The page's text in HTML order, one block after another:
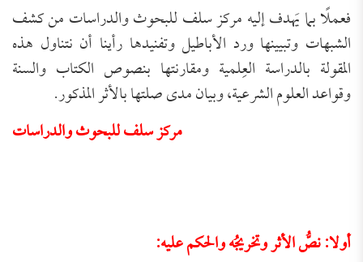
فعملًا بما يَهدف إليه مركز سلف للبحوث والدراسات من كشف
الشبهات وتبيينها ورد الأباطيل وتفنيدها رأينا أن نتناول هذه
المقولة بالدراسة العِلمية ومقارنتها بنصوص الكتاب والسنة
وقواعد العلوم الشرعية، وبيان مدى صلتها بالأثر المذكور.
مركز سلف للبحوث والدراسات
أولا: نصُّ الأثر وتخريجُه والحكم عليه: